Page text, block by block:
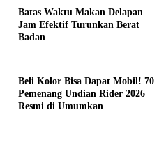
Batas Waktu Makan Delapan
Jam Efektif Turunkan Berat
Badan
Beli Kolor Bisa Dapat Mobil! 70
Pemenang Undian Rider 2026
Resmi di Umumkan